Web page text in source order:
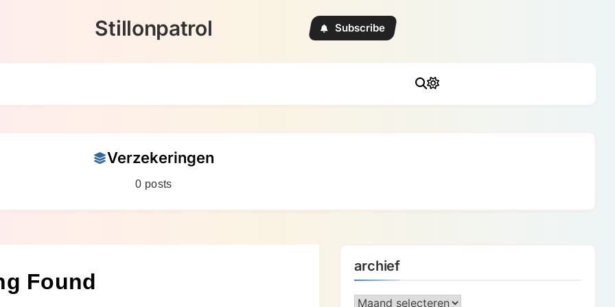
Stillonpatrol Subscribe
Verzekeringen
0 posts
Found
archief
archief